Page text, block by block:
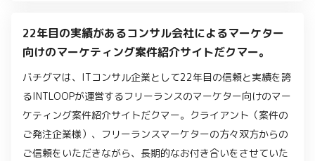
22年目の実績があるコンサル会社によるマーケター
向けのマーケティング案件紹介サイトだクマー。
バチグマは、ITコンサル企業として22年目の信頼と実績を誇
るINTLOOPが運営するフリーランスのマーケター向けのマー
ケティング案件紹介サイトだクマー。クライアント（案件の
ご発注企業様）、フリーランスマーケターの方々双方からの
ご信頼をいただきながら、長期的なお付き合いをさせていた